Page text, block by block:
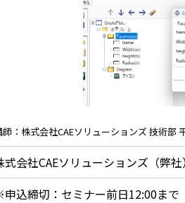
師：株式会社CAEソリューションズ 技術部
式会社CAEソリューションズ（弊社）
込締切：セミナー前日12:00まで